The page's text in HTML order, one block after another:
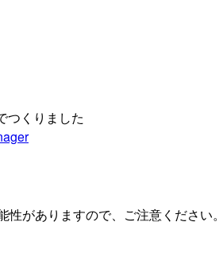
つくりました
がありますので、ご注意ください。